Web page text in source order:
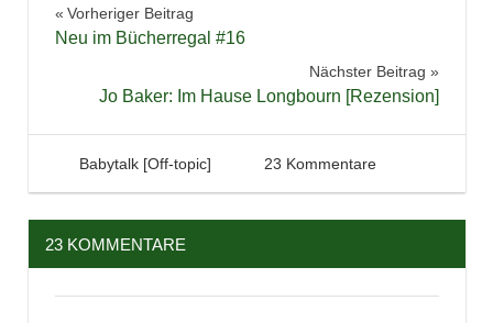
Beitragsnavigation
Vorheriger Beitrag
Neu im Bücherregal #16
Nächster Beitrag
Jo Baker: Im Hause Longbourn [Rezension]
7. September 2014
Tintenhain
Babytalk [Off-topic] 23 Kommentare
23 KOMMENTARE